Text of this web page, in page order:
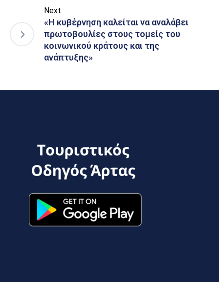
Next
«Η κυβέρνηση καλείται να αναλάβει
πρωτοβουλίες στους τομείς του
κοινωνικού κράτους και της
ανάπτυξης»